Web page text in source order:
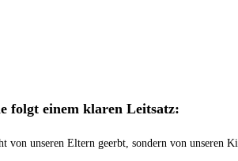
folgt einem klaren Leitsatz:
von unseren Eltern geerbt, sondern von unseren